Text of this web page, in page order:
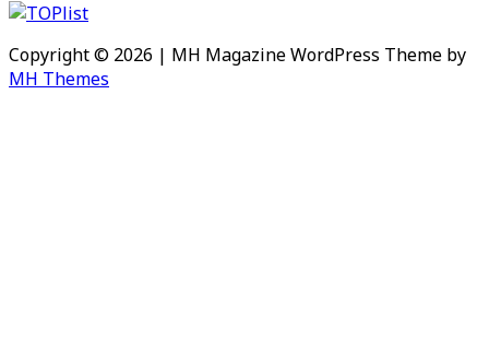
Copyright © 2026 | MH Magazine WordPress Theme by
MH Themes